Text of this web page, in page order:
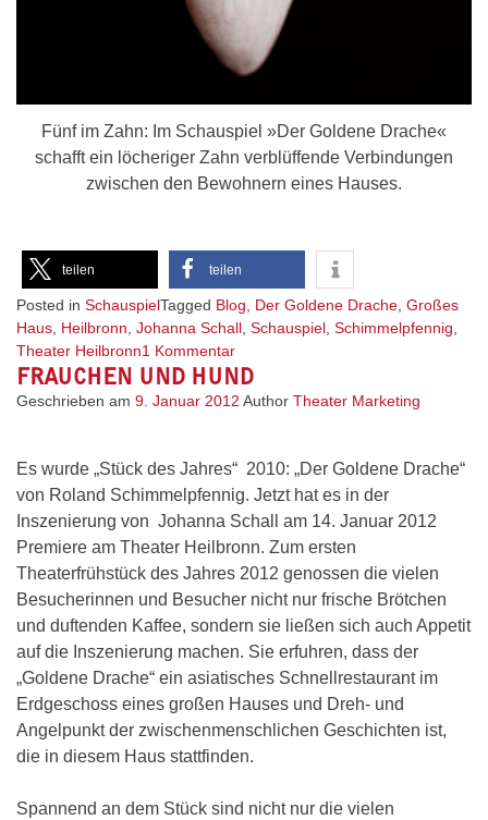
Fünf im Zahn: Im Schauspiel »Der Goldene Drache«
schafft ein löcheriger Zahn verblüffende Verbindungen
zwischen den Bewohnern eines Hauses.
teilen teilen
Posted in SchauspielTagged Blog Der Goldene Drache Großes
Haus Heilbronn Johanna Schall Schauspiel Schimmelpfennig
Theater Heilbronn1 Kommentarzu
Von
fliegenden
Parallelwelten
FRAUCHEN UND HUND
Geschrieben am 9. Januar 2012 Author Theater Marketing
Es wurde „Stück des Jahres“ 2010: „Der Goldene Drache“
von Roland Schimmelpfennig. Jetzt hat es in der
Inszenierung von Johanna Schall am 14. Januar 2012
Premiere am Theater Heilbronn. Zum ersten
Theaterfrühstück des Jahres 2012 genossen die vielen
Besucherinnen und Besucher nicht nur frische Brötchen
und duftenden Kaffee, sondern sie ließen sich auch Appetit
auf die Inszenierung machen. Sie erfuhren, dass der
„Goldene Drache“ ein asiatisches Schnellrestaurant im
Erdgeschoss eines großen Hauses und Dreh- und
Angelpunkt der zwischenmenschlichen Geschichten ist,
die in diesem Haus stattfinden.
Spannend an dem Stück sind nicht nur die vielen